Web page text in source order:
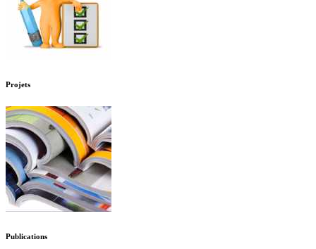
Projets
Publications